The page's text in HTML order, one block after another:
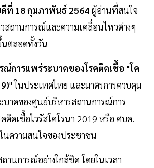
ที่ 18 กุมภาพันธ์ 2564 ผู้อ่านที่สนใจ
สถานการณ์และความเคลื่อนไหวต่างๆ
นตลอดทั้งวัน
ณ์การแพร่ระบาดของโรคติดเชื้อ "โค
" ในประเทศไทย และมาตรการควบคุม
าดของศูนย์บริหารสถานการณ์การ
ติดเชื้อไวรัสโคโรนา 2019 หรือ ศบค.
นความสนใจของประชาชน
านการณ์อย่างใกล้ชิด โดยในเวลา